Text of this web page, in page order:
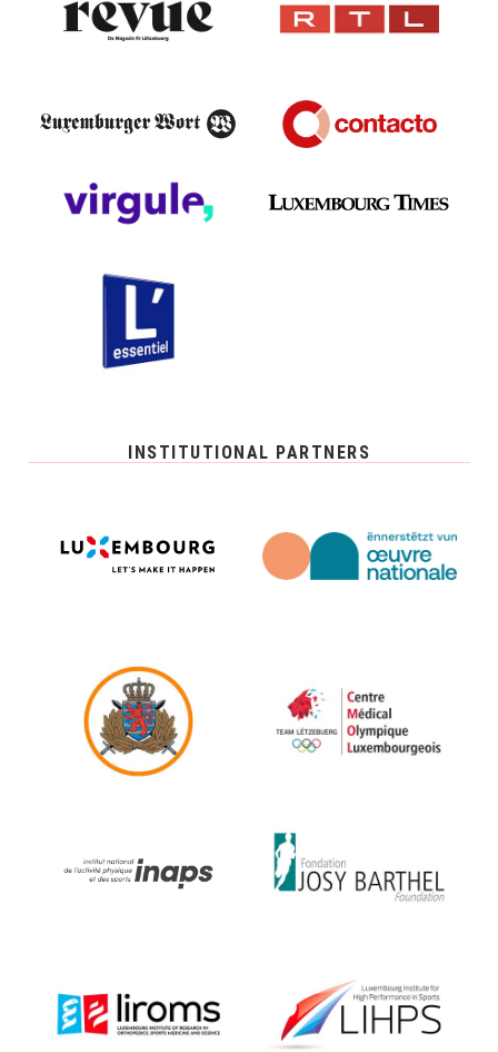
INSTITUTIONAL PARTNERS